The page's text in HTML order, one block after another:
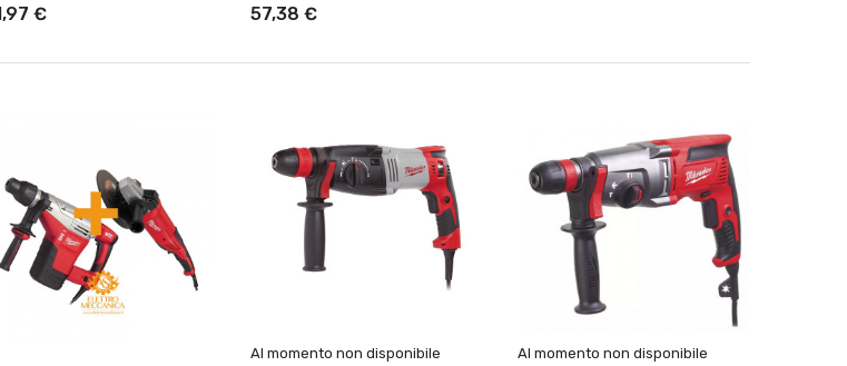
€ 57,38 €
Al momento non disponibile Al momento non disponibile